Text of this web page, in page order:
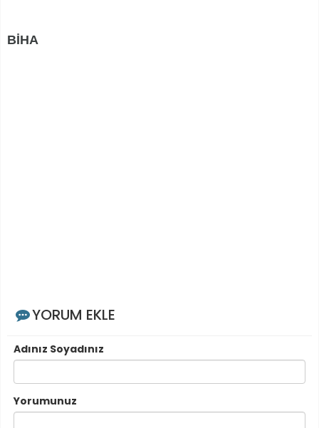
BİHA
YORUM EKLE
Adınız Soyadınız
Yorumunuz